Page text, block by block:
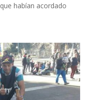
habían acordado